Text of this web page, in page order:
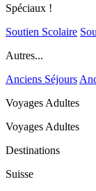
Spéciaux !
Soutien Scolaire
Autres...
Anciens Séjours
Voyages Adultes
Voyages Adultes
Destinations
Suisse